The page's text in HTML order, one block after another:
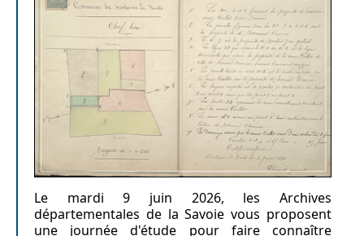
Le mardi 9 juin 2026, les Archives
départementales de la Savoie vous proposent
une journée d'étude pour faire connaître